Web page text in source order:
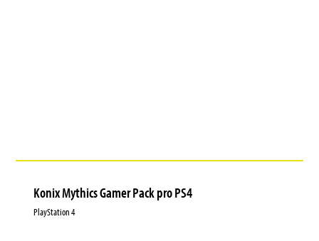
Konix Mythics Gamer Pack pro PS4
PlayStation 4